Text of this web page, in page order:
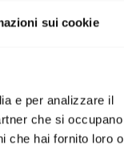
sui cookie
e per analizzare il
che si occupano
che hai fornito loro o